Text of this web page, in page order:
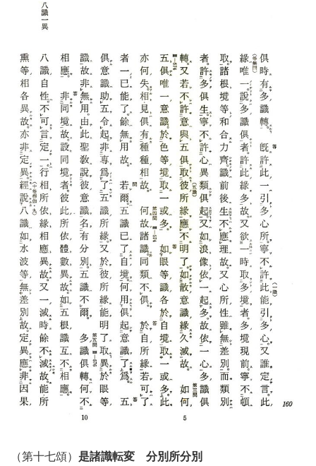
（第十七頌） 是諸識転変 分別所分別